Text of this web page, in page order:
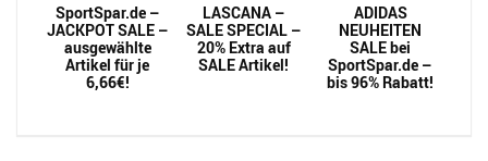
SportSpar.de –
JACKPOT SALE –
ausgewählte
Artikel für je
6,66€!
LASCANA –
SALE SPECIAL –
20% Extra auf
SALE Artikel!
ADIDAS
NEUHEITEN
SALE bei
SportSpar.de –
bis 96% Rabatt!